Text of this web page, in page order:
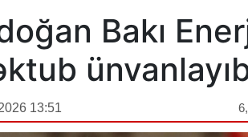
Bakı
13:51